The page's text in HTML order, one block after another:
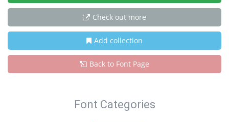
Check out more
Add collection
Back to Font Page
Font Categories